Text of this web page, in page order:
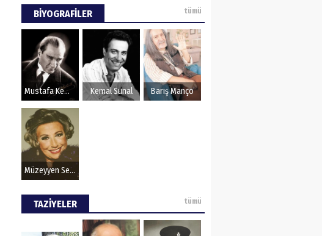
EMPERYALİZMİN TOPLU
HİPNOZU
EVREN MUMCU
BİYOGRAFİLER tümü
Mustafa Kemal Atatürk Kemal Sunal Barış Manço
Müzeyyen Senar
TAZİYELER tümü